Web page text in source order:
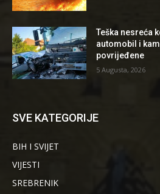
Teška nesreća
automobil i
povrijeđene
5 Augusta, 2026
SVE KATEGORIJE
BIH I SVIJET
VIJESTI
SREBRENIK